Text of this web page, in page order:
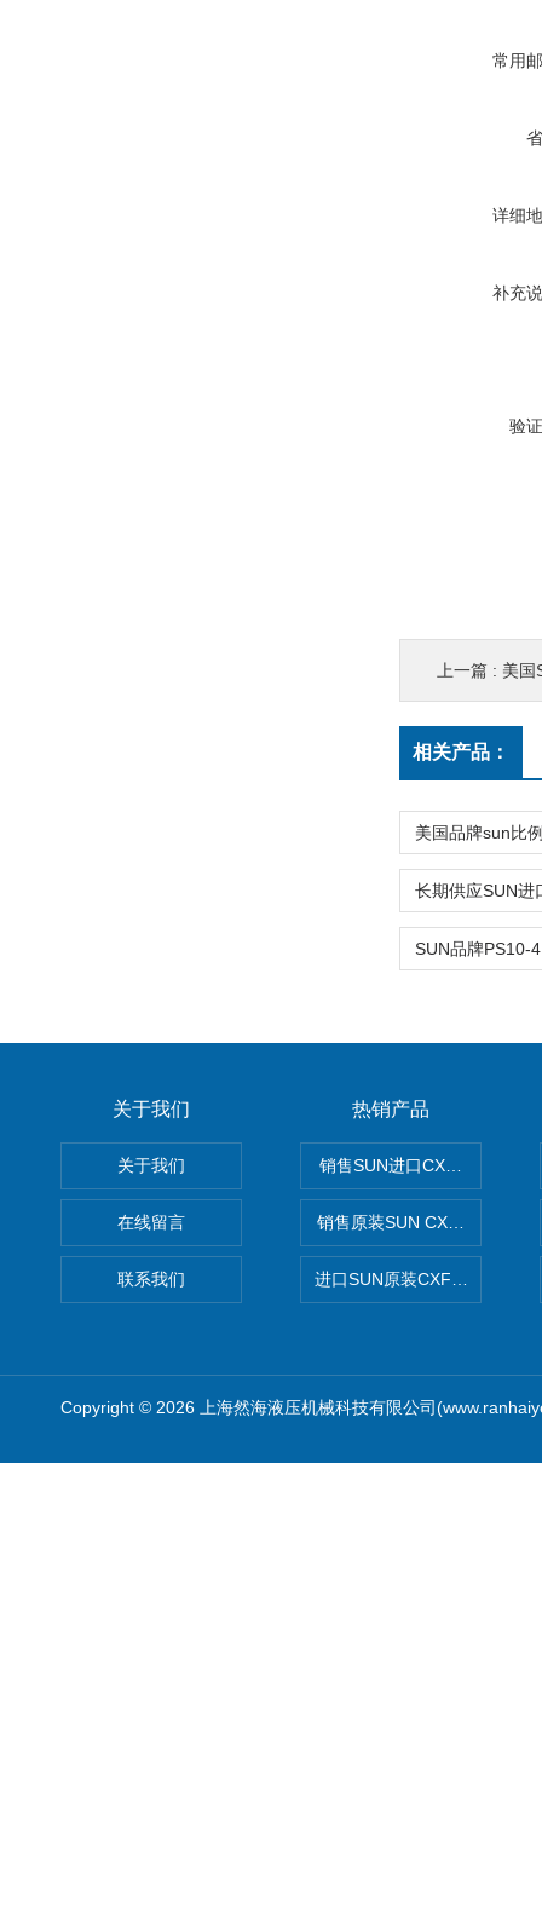
常用
详细
补充
验
上一篇 : 美国
相关产品：
关于我们
关于我们
在线留言
联系我们
热销产品
销售SUN进口CXGDXCN插
销售原装SUN CXJAXCN全
进口SUN原装CXFAXCN导压
Copyright © 2026 上海然海液压机械科技有限公司